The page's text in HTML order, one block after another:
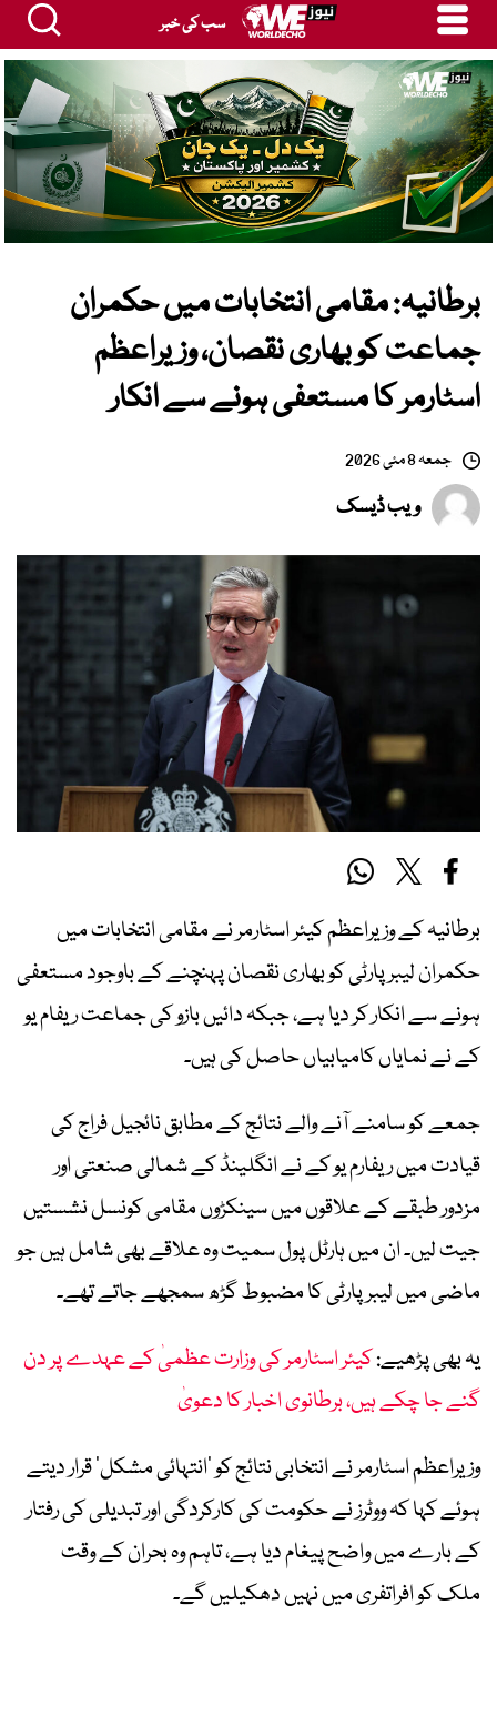
سب کی خبر
برطانیہ: مقامی انتخابات میں حکمران
جماعت کو بھاری نقصان، وزیراعظم
اسٹارمر کا مستعفی ہونے سے انکار
جمعہ 8 مئی 2026
ویب ڈیسک
برطانیہ کے وزیراعظم کیئر اسٹارمر نے مقامی انتخابات میں
حکمران لیبر پارٹی کو بھاری نقصان پہنچنے کے باوجود مستعفی
ہونے سے انکار کر دیا ہے، جبکہ دائیں بازو کی جماعت ریفام یو
کے نے نمایاں کامیابیاں حاصل کی ہیں۔
جمعے کو سامنے آنے والے نتائج کے مطابق نائجیل فراج کی
قیادت میں ریفارم یو کے نے انگلینڈ کے شمالی صنعتی اور
مزدور طبقے کے علاقوں میں سینکڑوں مقامی کونسل نشستیں
جیت لیں۔ ان میں ہارٹل پول سمیت وہ علاقے بھی شامل ہیں جو
ماضی میں لیبر پارٹی کا مضبوط گڑھ سمجھے جاتے تھے۔
یہ بھی پڑھیے:کیئر اسٹارمر کی وزارت عظمیٰ کے عہدے پر دن
گنے جا چکے ہیں، برطانوی اخبار کا دعویٰ
وزیراعظم اسٹارمر نے انتخابی نتائج کو ‘انتہائی مشکل’ قرار دیتے
ہوئے کہا کہ ووٹرز نے حکومت کی کارکردگی اور تبدیلی کی رفتار
کے بارے میں واضح پیغام دیا ہے، تاہم وہ بحران کے وقت
ملک کو افراتفری میں نہیں دھکیلیں گے۔